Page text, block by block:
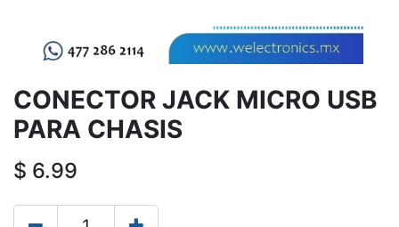
CONECTOR JACK MICRO USB
PARA CHASIS
$ 6.99